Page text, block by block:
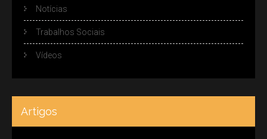
Notícias
Trabalhos Sociais
Vídeos
Artigos